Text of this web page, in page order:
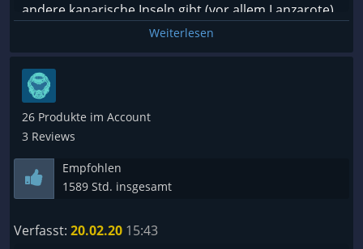
andere kanarische Inseln gibt (vor allem Lanzarote)
Weiterlesen
26 Produkte im Account
3 Reviews
Empfohlen
1589 Std. insgesamt
Verfasst: 20.02.20 15:43